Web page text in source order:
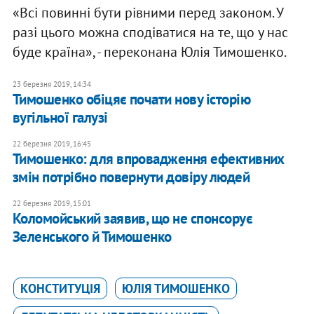
«Всі повинні бути рівними перед законом. У
разі цього можна сподіватися на те, що у нас
буде країна», - переконана Юлія Тимошенко.
23 березня 2019, 14:34
Тимошенко обіцяє почати нову історію
вугільної галузі
22 березня 2019, 16:45
Тимошенко: для впровадження ефективних
змін потрібно повернути довіру людей
22 березня 2019, 15:01
Коломойський заявив, що не спонсорує
Зеленського й Тимошенко
КОНСТИТУЦІЯ
ЮЛІЯ ТИМОШЕНКО